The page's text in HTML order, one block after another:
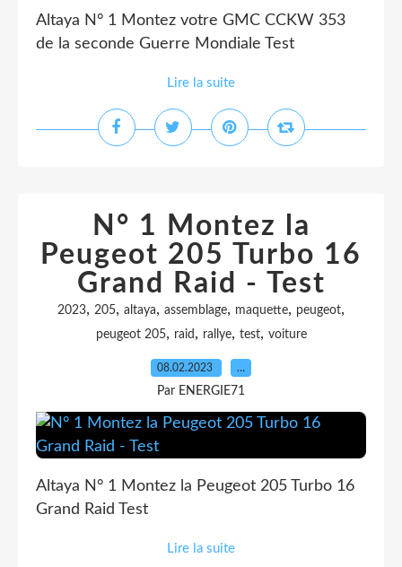
Altaya N° 1 Montez votre GMC CCKW 353
de la seconde Guerre Mondiale Test
Lire la suite
N° 1 Montez la
Peugeot 205 Turbo 16
Grand Raid - Test
2023, 205, altaya, assemblage, maquette, peugeot,
peugeot 205, raid , rallye, test, voiture
08.02.2023 …
Par ENERGIE71
Altaya N° 1 Montez la Peugeot 205 Turbo 16
Grand Raid Test
Lire la suite